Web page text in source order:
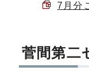
7月分
菅間第二